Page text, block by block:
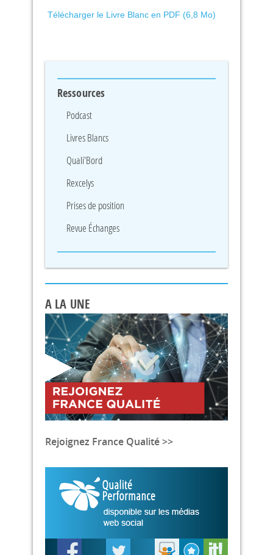
Télécharger le Livre Blanc en PDF (6,8 Mo)
Ressources
Podcast
Livres Blancs
Quali'Bord
Rexcelys
Prises de position
Revue Échanges
A LA UNE
Rejoignez France Qualité >>